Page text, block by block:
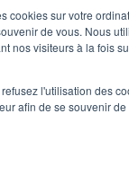
cookies sur votre
de vous. Nous
nos visiteurs à la fois
l'utilisation des
afin de se souvenir
Experience